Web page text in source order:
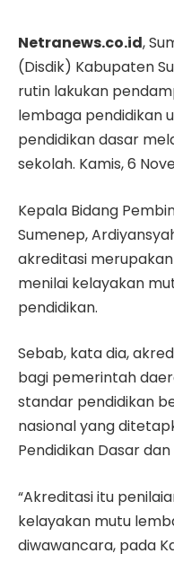
Netranews.co.id,
(Disdik) Kabupaten
rutin lakukan
lembaga pendidikan
pendidikan dasar
sekolah. Kamis, 6
Kepala Bidang
Sumenep,
akreditasi
menilai kelayakan
pendidikan.
Sebab, kata dia,
bagi pemerintah
standar pendidikan
nasional yang
Pendidikan Dasar
“Akreditasi itu
kelayakan mutu
diwawancara, pada